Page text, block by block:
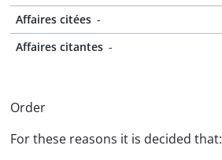
Affaires citées -
Affaires citantes -
Order
For these reasons it is decided that: